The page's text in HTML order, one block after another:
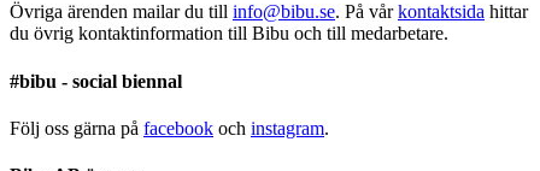
Övriga ärenden mailar du till info@bibu.se. På vårkontaktsida hittar
du övrig kontaktinformation till Bibu och till medarbetare.
#bibu - social biennal
Följ oss gärna på facebook och instagram.